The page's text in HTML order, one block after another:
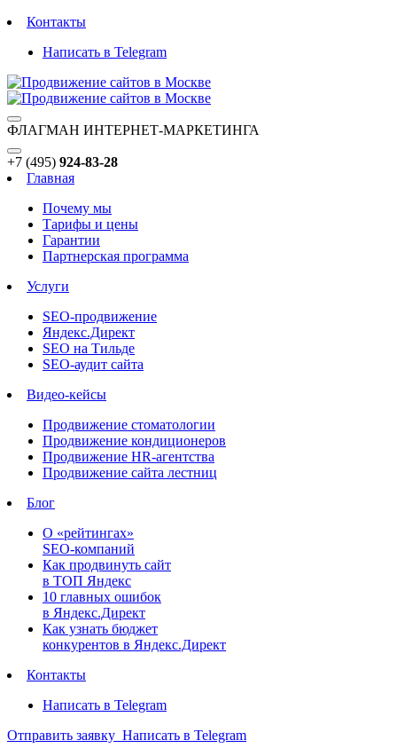
Контакты
Написать в Telegram
ФЛАГМАН ИНТЕРНЕТ-МАРКЕТИНГА
+7 (495) 924-83-28
Главная
Почему мы
Тарифы и цены
Гарантии
Партнерская программа
Услуги
SEO-продвижение
Яндекс.Директ
SEO на Тильде
SEO-аудит сайта
Видео-кейсы
Продвижение стоматологии
Продвижение кондиционеров
Продвижение HR-агентства
Продвижение сайта лестниц
Блог
О «рейтингах»
SEO-компаний
Как продвинуть сайт
в ТОП Яндекс
10 главных ошибок
в Яндекс.Директ
Как узнать бюджет
конкурентов в Яндекс.Директ
Контакты
Написать в Telegram
Отправить заявку Написать в Telegram